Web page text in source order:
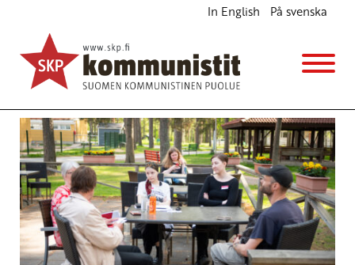
In English På svenska
antikapitalismi